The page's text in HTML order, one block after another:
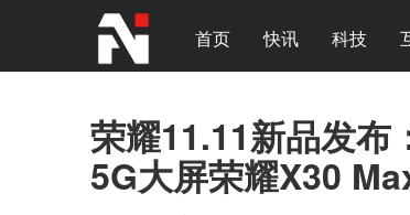
首页 快讯 科技
荣耀11.11新品发布
5G大屏荣耀X30